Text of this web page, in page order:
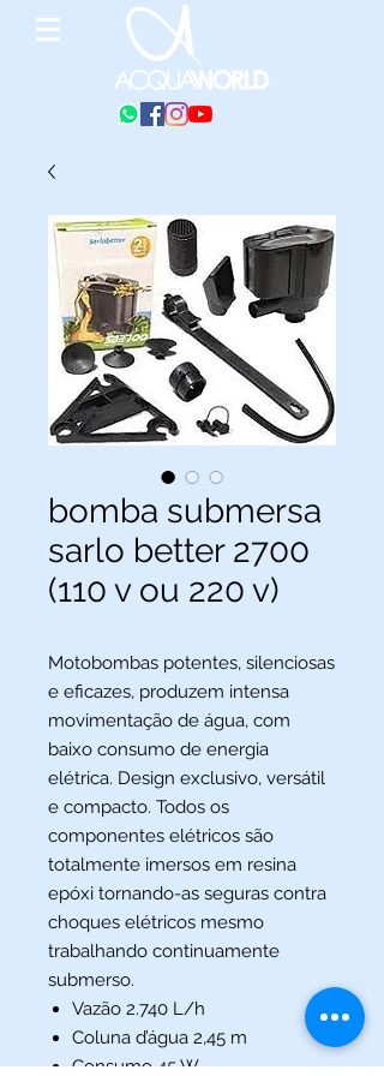
bomba submersa
sarlo better 2700
(110 v ou 220 v)
Motobombas potentes, silenciosas
e eficazes, produzem intensa
movimentação de água, com
baixo consumo de energia
elétrica. Design exclusivo, versátil
e compacto. Todos os
componentes elétricos são
totalmente imersos em resina
epóxi tornando-as seguras contra
choques elétricos mesmo
trabalhando continuamente
submerso.
Vazão 2.740 L/h
Coluna d’água 2,45 m
Consumo 45 W